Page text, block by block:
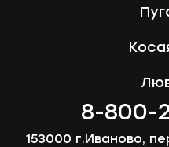
8-800-
153000 г.Иваново,